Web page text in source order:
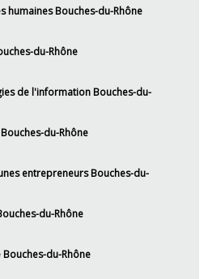
humaines Bouches-du-Rhône
du-Rhône
de l'information Bouches-du-
du-Rhône
entrepreneurs Bouches-du-
du-Rhône
du-Rhône